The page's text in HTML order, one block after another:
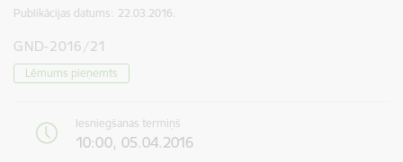
Publikācijas datums: 22.03.2016.
GND-2016/21
Lēmums pieņemts
Iesniegšanas termiņš
10:00, 05.04.2016